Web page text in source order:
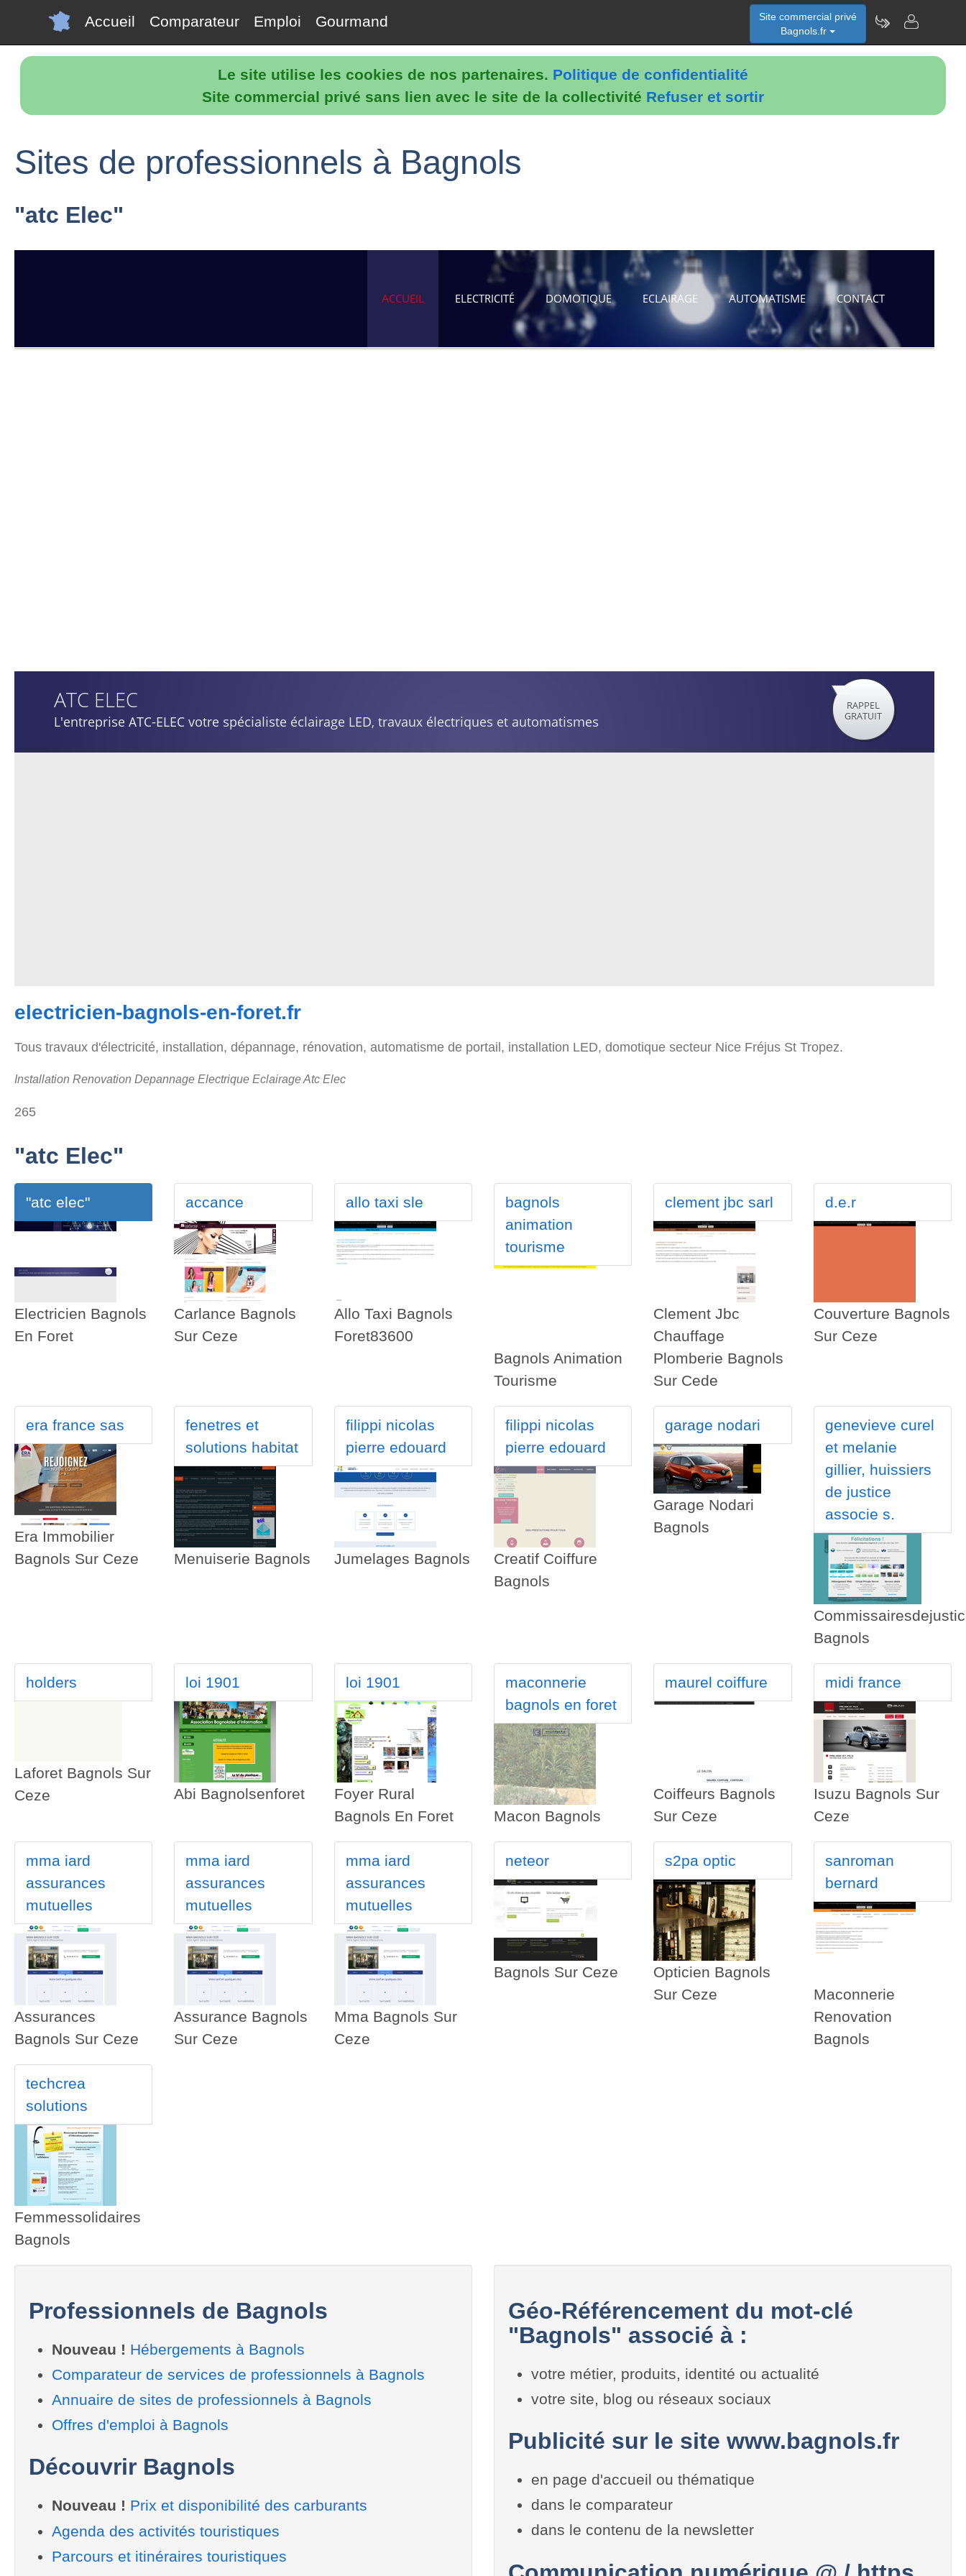
Le site utilise les cookies de nos partenaires. Politique de confidentialité
Site commercial privé sans lien avec le site de la collectivité Refuser et sortir
Accueil Comparateur Emploi Gourmand
Site commercial privé
Bagnols.fr
Sites de professionnels à Bagnols
"atc Elec"
electricien-bagnols-en-foret.fr
Tous travaux d'électricité, installation, dépannage, rénovation, automatisme de portail, installation LED, domotique secteur Nice Fréjus St Tropez.
Installation Renovation Depannage Electrique Eclairage Atc Elec
265
"atc Elec"
"atc elec"
Electricien Bagnols
En Foret
accance
Carlance Bagnols
Sur Ceze
allo taxi sle
Allo Taxi Bagnols
Foret83600
bagnols
animation
tourisme
Bagnols Animation
Tourisme
clement jbc sarl
Clement Jbc
Chauffage
Plomberie Bagnols
Sur Cede
d.e.r
Couverture Bagnols
Sur Ceze
era france sas
Era Immobilier
Bagnols Sur Ceze
fenetres et
solutions habitat
Menuiserie Bagnols
filippi nicolas
pierre edouard
Jumelages Bagnols
filippi nicolas
pierre edouard
Creatif Coiffure
Bagnols
garage nodari
Garage Nodari
Bagnols
genevieve curel
et melanie
gillier, huissiers
de justice
associe s.
Bagnols
holders
Laforet Bagnols Sur
Ceze
loi 1901
Abi Bagnolsenforet
loi 1901
Foyer Rural
Bagnols En Foret
maconnerie
bagnols en foret
Macon Bagnols
maurel coiffure
Coiffeurs Bagnols
Sur Ceze
midi france
Isuzu Bagnols Sur
Ceze
mma iard
assurances
mutuelles
Assurances
Bagnols Sur Ceze
mma iard
assurances
mutuelles
Assurance Bagnols
Sur Ceze
mma iard
assurances
mutuelles
Mma Bagnols Sur
Ceze
neteor
Bagnols Sur Ceze
s2pa optic
Opticien Bagnols
Sur Ceze
sanroman
bernard
Maconnerie
Renovation
Bagnols
techcrea
solutions
Femmessolidaires
Bagnols
Professionnels de Bagnols
Nouveau ! Hébergements à Bagnols
Comparateur de services de professionnels à Bagnols
Annuaire de sites de professionnels à Bagnols
Offres d'emploi à Bagnols
Découvrir Bagnols
Nouveau ! Prix et disponibilité des carburants
Agenda des activités touristiques
Parcours et itinéraires touristiques
Géo-Référencement du mot-clé
"Bagnols" associé à :
votre métier, produits, identité ou actualité
votre site, blog ou réseaux sociaux
Publicité sur le site www.bagnols.fr
en page d'accueil ou thématique
dans le comparateur
dans le contenu de la newsletter